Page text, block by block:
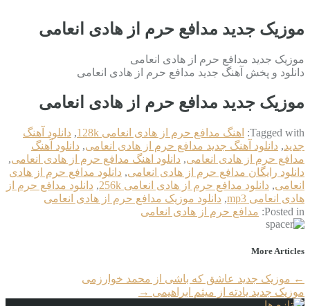
موزیک جدید مدافع حرم از هادی انعامی
موزیک جدید مدافع حرم از هادی انعامی
دانلود و پخش آهنگ جدید مدافع حرم از هادی انعامی
موزیک جدید مدافع حرم از هادی انعامی
Tagged with: اهنگ مدافع حرم از هادی انعامی 128k , دانلود آهنگ
جدید, دانلود آهنگ جدید مدافع حرم از هادی انعامی, دانلود آهنگ
مدافع حرم از هادی انعامی, دانلود اهنگ مدافع حرم از هادی انعامی,
دانلود رایگان مدافع حرم از هادی انعامی, دانلود مدافع حرم از هادی
انعامی, دانلود مدافع حرم از هادی انعامی 256k , دانلود مدافع حرم از
هادی انعامی mp3
, دانلود موزیک مدافع حرم از هادی انعامی
Posted in: مدافع حرم از هادی انعامی
More Articles
← موزیک جدید عاشق که باشی از محمد خوارزمی
موزیک جدید یادته از میثم ابراهیمی →